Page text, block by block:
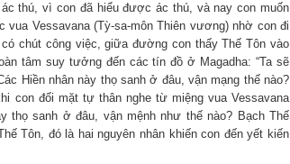
thú, vì con đã hiểu được ác thú, và nay con muốn
Vessavana (Tỳ-sa-môn Thiên vương) nhờ con đi
chút công việc, giữa đường con thấy Thế Tôn vào
tâm suy tưởng đến các tín đồ ở Magadha: “Ta sẽ
Hiền nhân này thọ sanh ở đâu, vận mạng thế nào?
con đối mặt tự thân nghe từ miệng vua Vessavana
thọ sanh ở đâu, vận mệnh như thế nào? Bạch Thế
Tôn, đó là hai nguyên nhân khiến con đến yết kiến